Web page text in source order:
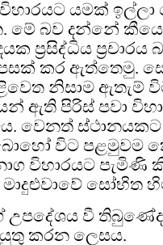
යමක්
මේ බව දන්නේ
ප්‍රසිද්ධිය
කර ඇත්තෙමු.
නිසාම ඇතැම්
ඇති පිරිස් පවා
වෙනත්
විට පළමුවම
විහාරයට
සෝභිත
වී
කරන ලෙසය.